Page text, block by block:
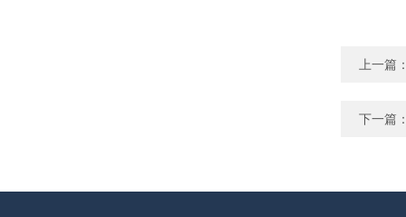
上一篇
下一篇